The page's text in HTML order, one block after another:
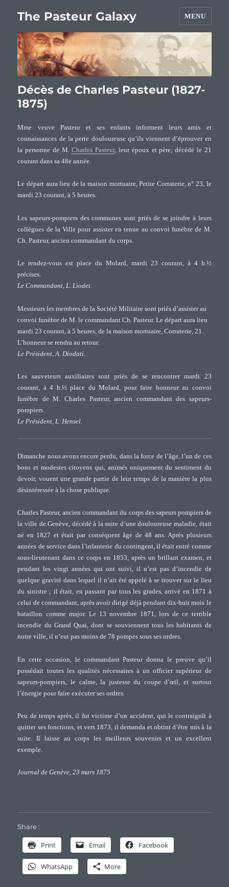
The Pasteur Galaxy MENU
Décès de Charles Pasteur (1827-
1875)
Mme veuve Pasteur et ses enfants informent leurs amis et
connaissances de la perte douloureuse qu’ils viennent d’éprouver en
la personne de M.Charles Pasteur, leur époux et père, décédé le 21
courant dans sa 48e année.
Le départ aura lieu de la maison mortuaire, Petite Corraterie, n° 23, le
mardi 23 courant, à 5 heures.
Les sapeurs-pompiers des communes sont priés de se joindre à leurs
collègues de la Ville pour assister en tenue au convoi funèbre de M.
Ch. Pasteur, ancien commandant du corps.
Le rendez-vous est place du Molard, mardi 23 courant, à 4 h.½
précises.
Le Commandant, L. Liodet.
Messieurs les membres de la Société Militaire sont priés d’assister au
convoi funèbre de M. le commandant Ch. Pasteur. Le départ aura lieu
mardi 23 courant, à 5 heures, de la maison mortuaire, Corraterie, 21.
L’honneur se rendra au retour.
Le Président, A. Diodati.
Les sauveteurs auxiliaires sont priés de se rencontrer mardi 23
courant, à 4 h.½ place du Molard, pour faire honneur au convoi
funèbre de M. Charles Pasteur, ancien commandant des sapeurs-
pompiers.
Le Président, L. Hensel.
Dimanche nous avons encore perdu, dans la force de l’âge, l’un de ces
bons et modestes citoyens qui, animés uniquement du sentiment du
devoir, vouent une grande partie de leur temps de la manière la plus
désintéressée à la chose publique.
Charles Pasteur, ancien commandant du corps des sapeurs pompiers de
la ville de Genève, décédé à la suite d’une douloureuse maladie, était
né en 1827 et était par conséquent âge de 48 ans. Après plusieurs
années de service dans l’infanterie du contingent, il était entré comme
sous-lieutenant dans ce corps en 1853, après un brillant examen, et
pendant les vingt années qui ont suivi, il n’est pas d’incendie de
quelque gravité dans lequel il n’ait été appelé à se trouver sur le lieu
du sinistre ; il était, en passant par tous les grades, arrivé en 1871 à
celui de commandant, après avoir dirigé déjà pendant dix-huit mois le
bataillon comme major. Le 13 novembre 1871, lors de ce terrible
incendie du Grand Quai, dont se souviennent tous les habitants de
notre ville, il n’eut pas moins de 78 pompes sous ses ordres.
En cette occasion, le commandant Pasteur donna le preuve qu’il
possédait toutes les qualités nécessaires à un officier supérieur de
sapeurs-pompiers, le calme, la justesse du coupe d’œil, et surtout
l’énergie pour faire exécuter ses ordres.
Peu de temps après, il fut victime d’un accident, qui le contraignît à
quitter ses fonctions, et vers 1873, il demanda et obtint d’être mis à la
suite. Il laisse au corps les meilleurs souvenirs et un excellent
exemple.
Journal de Genève, 23 mars 1875
Share :
Print Email Facebook
WhatsApp More